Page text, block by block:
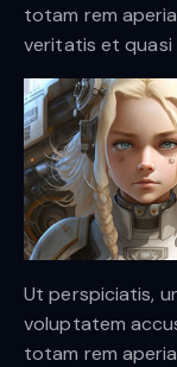
totam rem
veritatis et
Ut perspiciatis,
voluptatem
totam rem